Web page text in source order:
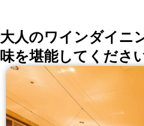
大人のワインダイニ
味を堪能してくださ